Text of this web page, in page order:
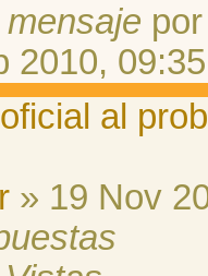
2010, 09:35
al
» 19 Nov